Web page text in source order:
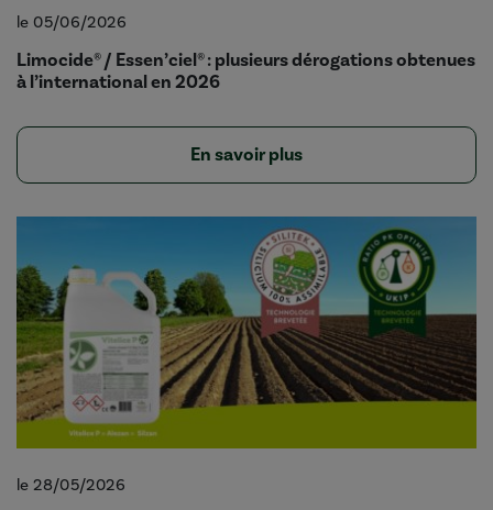
le 05/06/2026
Limocide® / Essen’ciel® : plusieurs dérogations obtenues
à l’international en 2026
En savoir plus
le 28/05/2026